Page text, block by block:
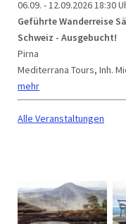
06.09. - 12.09.202618:30
Geführte Wanderreise
Schweiz - Ausgebucht!
Pirna
Mediterrana Tours, Inh.
mehr
Alle Veranstaltungen